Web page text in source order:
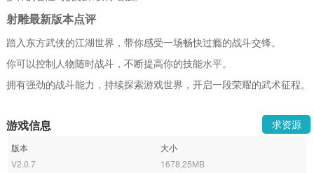
射雕最新版本点评
踏入东方武侠的江湖世界，带你感受一场畅快过瘾的战斗交锋。
你可以控制人物随时战斗，不断提高你的技能水平。
拥有强劲的战斗能力，持续探索游戏世界，开启一段荣耀的武术征程。
游戏信息 求资源
版本
V2.0.7
大小
1678.25MB